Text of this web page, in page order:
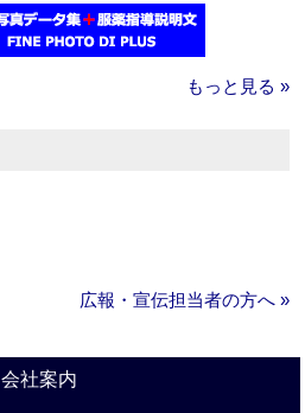
もっと見る »
広報・宣伝担当者の方へ »
会社案内